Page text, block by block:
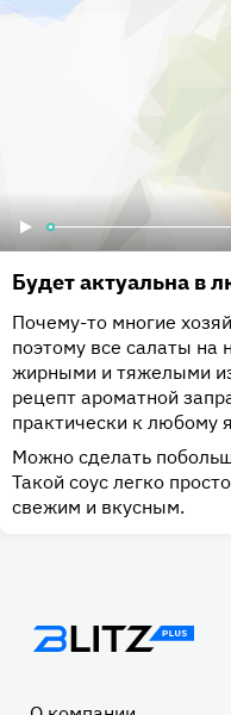
Будет актуальна в
Почему-то многие
поэтому все салаты на
жирными и тяжелыми
рецепт ароматной
практически к любому
Можно сделать
Такой соус легко
свежим и вкусным.
Подвал